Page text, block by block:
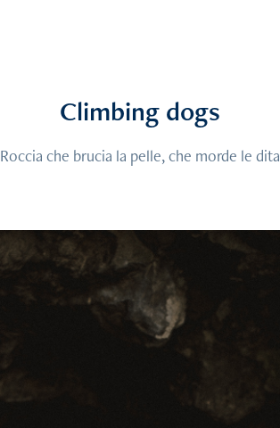
Climbing dogs
Roccia che brucia la pelle, che morde le dita